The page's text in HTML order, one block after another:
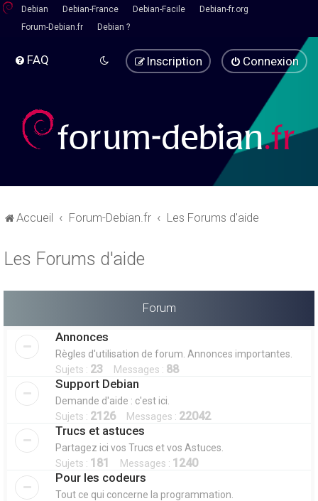
Debian Debian-France Debian-Facile
Debian-fr.org
Forum-Debian.fr
Debian ?
FAQ Connexion
Inscription
Accueil Forum-Debian.fr Les Forums d'aide
Les Forums d'aide
Forum
Annonces
Règles d'utilisation de forum. Annonces importantes.
Sujets : 23 Messages : 88
Support Debian
Demande d'aide : c'est ici.
Sujets : 2126Messages : 22042
Trucs et astuces
Partagez ici vos Trucs et vos Astuces.
Sujets : 181 Messages : 1240
Pour les codeurs
Tout ce qui concerne la programmation.